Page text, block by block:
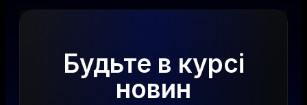
Будьте в курсі
новин